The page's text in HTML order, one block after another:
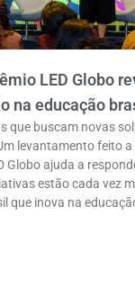
LED Globo
na educação
que buscam novas
levantamento feito
Globo ajuda a
estão cada vez
que inova na